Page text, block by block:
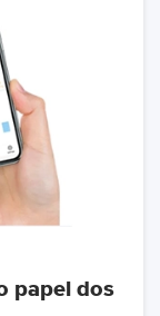
papel dos